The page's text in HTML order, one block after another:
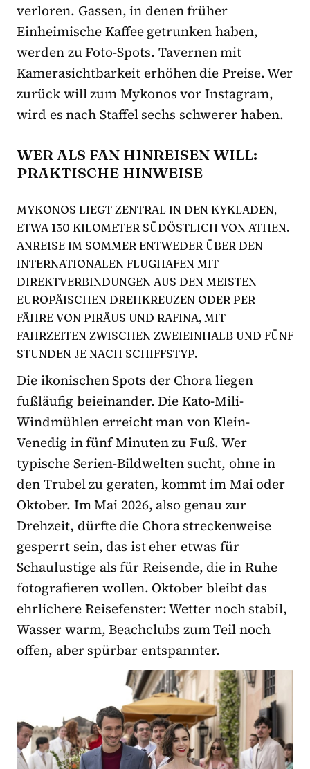
verloren. Gassen, in denen früher
Einheimische Kaffee getrunken haben,
werden zu Foto-Spots. Tavernen mit
Kamerasichtbarkeit erhöhen die Preise. Wer
zurück will zum Mykonos vor Instagram,
wird es nach Staffel sechs schwerer haben.
WER ALS FAN HINREISEN WILL:
PRAKTISCHE HINWEISE
MYKONOS LIEGT ZENTRAL IN DEN KYKLADEN,
ETWA 150 KILOMETER SÜDÖSTLICH VON ATHEN.
ANREISE IM SOMMER ENTWEDER ÜBER DEN
INTERNATIONALEN FLUGHAFEN MIT
DIREKTVERBINDUNGEN AUS DEN MEISTEN
EUROPÄISCHEN DREHKREUZEN ODER PER
FÄHRE VON PIRÄUS UND RAFINA, MIT
FAHRZEITEN ZWISCHEN ZWEIEINHALB UND FÜNF
STUNDEN JE NACH SCHIFFSTYP.
Die ikonischen Spots der Chora liegen
fußläufig beieinander. Die Kato-Mili-
Windmühlen erreicht man von Klein-
Venedig in fünf Minuten zu Fuß. Wer
typische Serien-Bildwelten sucht, ohne in
den Trubel zu geraten, kommt im Mai oder
Oktober. Im Mai 2026, also genau zur
Drehzeit, dürfte die Chora streckenweise
gesperrt sein, das ist eher etwas für
Schaulustige als für Reisende, die in Ruhe
fotografieren wollen. Oktober bleibt das
ehrlichere Reisefenster: Wetter noch stabil,
Wasser warm, Beachclubs zum Teil noch
offen, aber spürbar entspannter.